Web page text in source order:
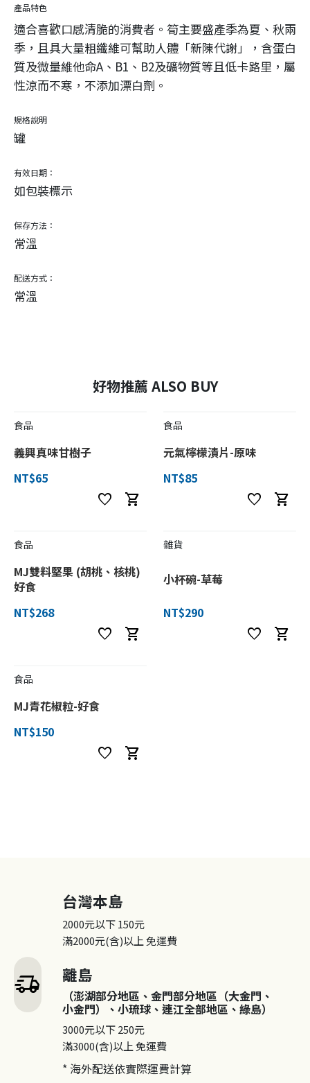
產品特色
適合喜歡口感清脆的消費者。筍主要盛產季為夏、秋兩
季，且具大量粗纖維可幫助人體「新陳代謝」，含蛋白
質及微量維他命A、B1、B2及礦物質等且低卡路里，屬
性涼而不寒，不添加漂白劑。
規格說明
罐
有效日期：
如包裝標示
保存方法：
常溫
配送方式：
常溫
好物推薦 ALSO BUY
食品
義興真味甘樹子
NT$65
favorite shopping_cart
食品
元氣檸檬漬片-原味
NT$85
favorite shopping_cart
食品
MJ雙料堅果 (胡桃、核桃)
好食
NT$268
favorite shopping_cart
雜貨
小杯碗-草莓
NT$290
favorite shopping_cart
食品
MJ青花椒粒-好食
NT$150
favorite shopping_cart
delivery_truck_speed
台灣本島
2000元以下150元
滿2000元(含)以上免運費
離島
（澎湖部分地區、金門部分地區（大金門、
小金門）、小琉球、連江全部地區、綠島）
3000元以下250元
滿3000(含)以上免運費
* 海外配送依實際運費計算